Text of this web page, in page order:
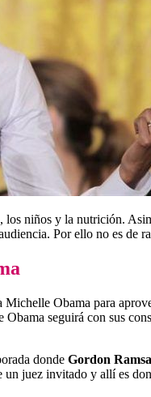
los niños y la nutrición.
Por ello no es
Obama para
Obama seguirá con sus
donde Gordon
un juez invitado y allí es